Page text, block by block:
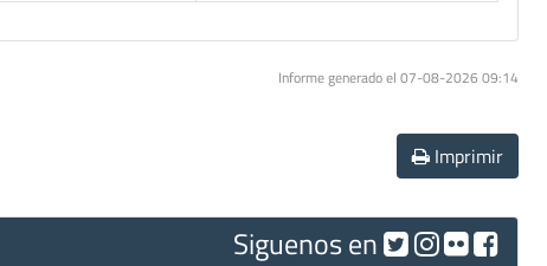
Informe generado el 07-08-2026 09:14
Imprimir
Siguenos en